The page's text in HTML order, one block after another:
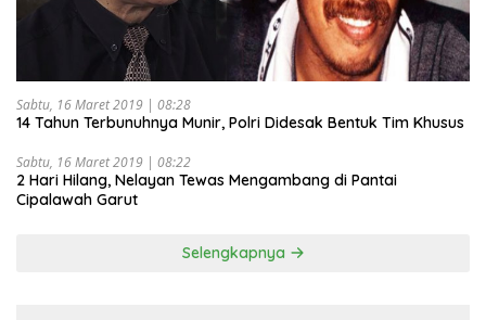
Sabtu, 16 Maret 2019 | 08:28
14 Tahun Terbunuhnya Munir, Polri Didesak Bentuk Tim Khusus
Sabtu, 16 Maret 2019 | 08:22
2 Hari Hilang, Nelayan Tewas Mengambang di Pantai
Cipalawah Garut
Selengkapnya